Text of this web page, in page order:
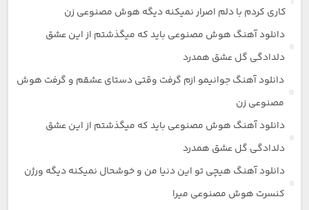
کاری کردم با دلم اصرار نمیکنه دیگه هوش مصنوعی زن
دانلود آهنگ هوش مصنوعی باید که میگذشتم از این عشق
دلدادگی گل عشق همدرد
دانلود آهنگ جوانیمو ازم گرفت وقتی دستای عشقم و گرفت هوش
مصنوعی زن
دانلود آهنگ هوش مصنوعی باید که میگذشتم از این عشق
دلدادگی گل عشق همدرد
دانلود آهنگ هیچی تو این دنیا من و خوشحال نمیکنه دیگه ورژن
کنسرت هوش مصنوعی میرا